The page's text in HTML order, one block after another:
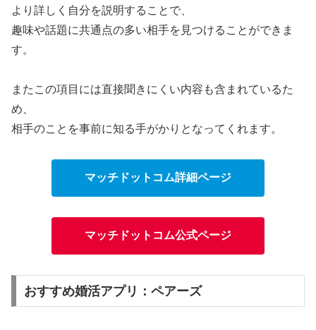
より詳しく自分を説明することで、
趣味や話題に共通点の多い相手を見つけることができま
す。
またこの項目には直接聞きにくい内容も含まれているた
め、
相手のことを事前に知る手がかりとなってくれます。
マッチドットコム詳細ページ
マッチドットコム公式ページ
おすすめ婚活アプリ：ペアーズ